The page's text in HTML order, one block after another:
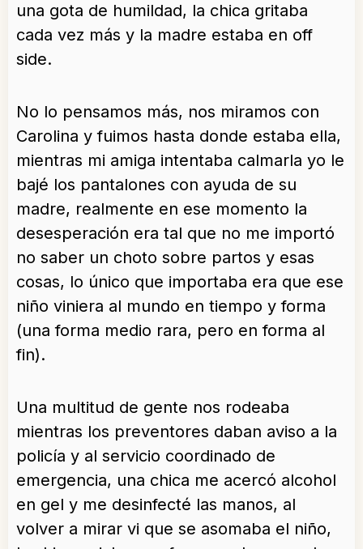
una gota de humildad, la chica gritaba
cada vez más y la madre estaba en off
side.
No lo pensamos más, nos miramos con
Carolina y fuimos hasta donde estaba ella,
mientras mi amiga intentaba calmarla yo le
bajé los pantalones con ayuda de su
madre, realmente en ese momento la
desesperación era tal que no me importó
no saber un choto sobre partos y esas
cosas, lo único que importaba era que ese
niño viniera al mundo en tiempo y forma
(una forma medio rara, pero en forma al
fin).
Una multitud de gente nos rodeaba
mientras los preventores daban aviso a la
policía y al servicio coordinado de
emergencia, una chica me acercó alcohol
en gel y me desinfecté las manos, al
volver a mirar vi que se asomaba el niño,